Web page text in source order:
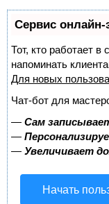
Сервис онлайн-
Тот, кто работает
напоминать
Для новых
Чат-бот для
— Сам
—
— Увеличивает
Начать